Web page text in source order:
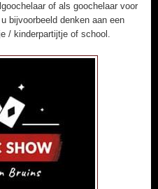
of als goochelaar voor
bijvoorbeeld denken aan een
/ kinderpartijtje of school.